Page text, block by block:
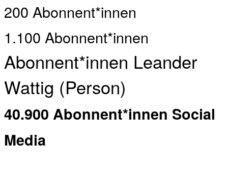
200 Abonnent*innen
1.100 Abonnent*innen
Abonnent*innen Leander
Wattig (Person)
40.900 Abonnent*innen Social
Media